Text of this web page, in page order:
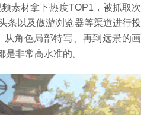
频素材拿下热度TOP1，被抓取次
条以及傲游浏览器等渠道进行投
从角色局部特写、再到远景的画
非常高水准的。